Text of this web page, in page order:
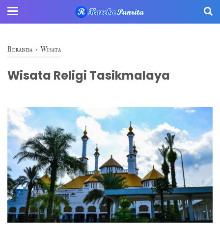
Beranda › Wisata
Wisata Religi Tasikmalaya